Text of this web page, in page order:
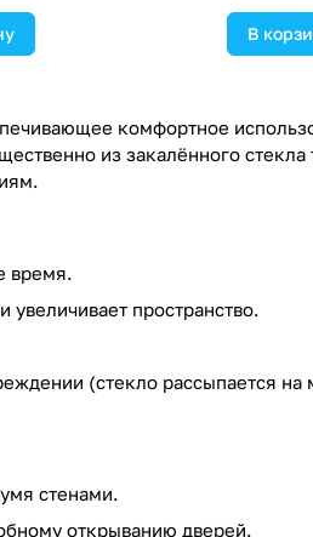
В
комфортное
из закалённого
время.
увеличивает пространство.
(стекло рассыпается на
стенами.
открыванию дверей.